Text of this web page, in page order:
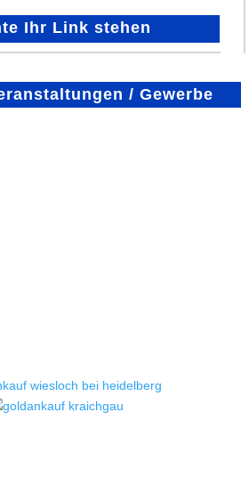
Ihr Link stehen
/ Gewerbe